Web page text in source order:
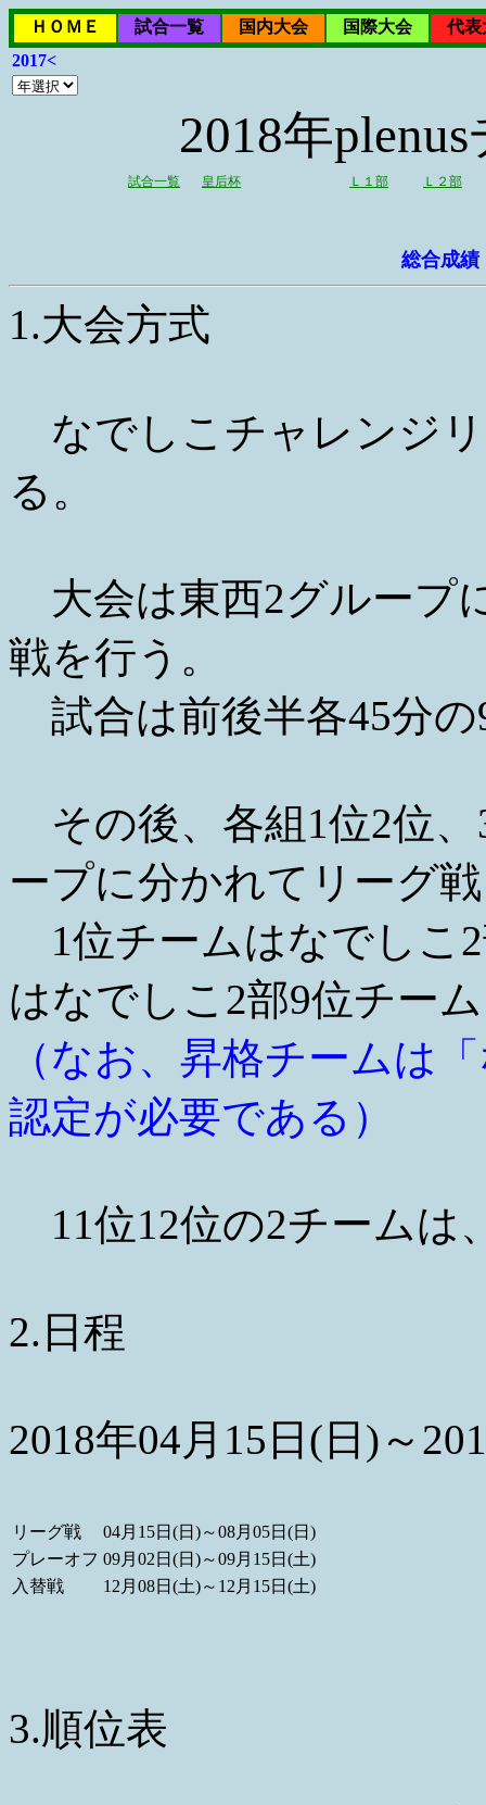
ＨＯＭＥ 試合一覧 国内大会 国際大会
代表
2017<
2018年
試合一覧 皇后杯 Ｌ１部 Ｌ２部
総合成績
1.大会方式
なでしこチャレンジ
る。
大会は東西2グループ
戦を行う。
試合は前後半各45分の
その後、各組1位2位、
ープに分かれてリーグ
1位チームはなでしこ
はなでしこ2部9位チー
（なお、昇格チームは
認定が必要である）
11位12位の2チームは
2.日程
2018年04月15日(日)～
リーグ戦
04月15日(日)～08月05日(日)
プレーオフ 09月02日(日)～09月15日(土)
入替戦
12月08日(土)～12月15日(土)
3.順位表